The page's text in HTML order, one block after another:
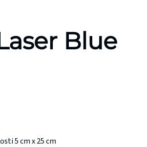
Blue
5 cm x 25 cm